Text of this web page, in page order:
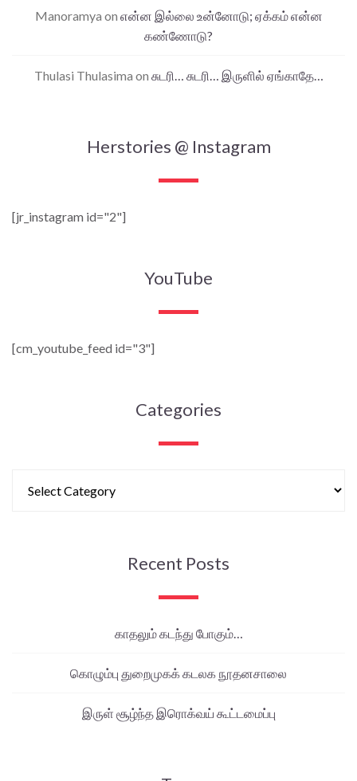
Manoramya on என்ன இல்லை உன்னோடு; ஏக்கம் என்ன
கண்ணோடு?
Thulasi Thulasima on சுடரி… சுடரி… இருளில் ஏங்காதே…
Herstories @ Instagram
[jr_instagram id="2"]
YouTube
[cm_youtube_feed id="3"]
Categories
Recent Posts
காதலும் கடந்து போகும்…
கொழும்பு துறைமுகக் கடலக நூதனசாலை
இருள் சூழ்ந்த இரொக்வய் கூட்டமைப்பு